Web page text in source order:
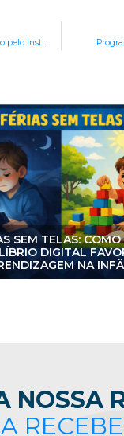
Como deve ser utilizado o Guia para Prefeitos produzido pelo Instituto Alfa e Beto?
SEM TELAS: COMO
DIGITAL
NA
NOSSA